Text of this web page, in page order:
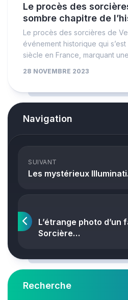
Le procès des
sombre chapitre de
Le procès des sorcières de
événement historique qui
siècle en France, marquant
28 NOVEMBRE 2023
Navigation
SUIVANT
Les mystérieux
L’étrange photo d’un
Sorcière…
Recherche